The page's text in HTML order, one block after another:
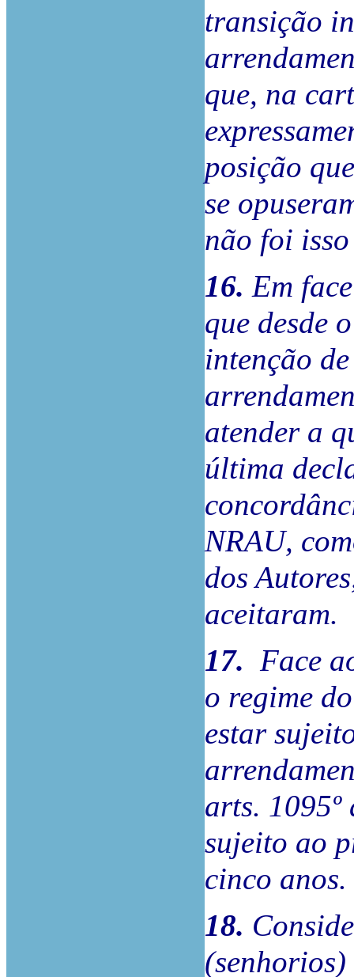
transição
que, na
posição
se
não foi
16.Em
que desde
intenção
atender a
última
NRAU,
dos
aceitaram.
17. Face
o regime
estar
arts.
sujeito ao
cinco anos.
18.